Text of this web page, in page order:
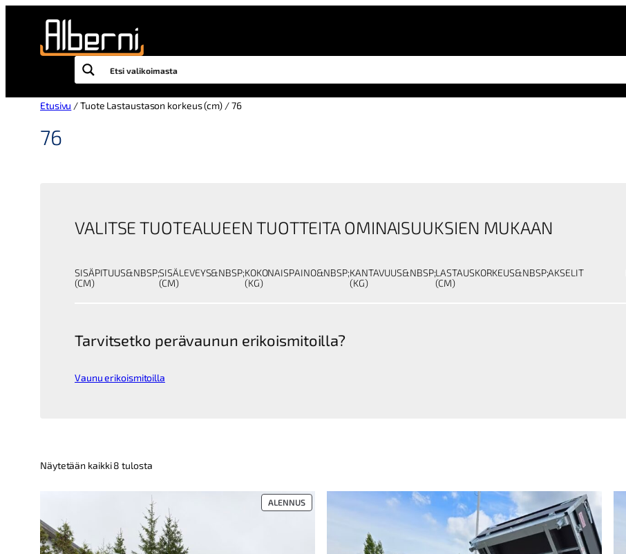
Etusivu / Tuote Lastaustason korkeus (cm) / 76
76
VALITSE TUOTEALUEEN TUOTTEITA OMINAISUUKSIEN MUKAAN
SISÄPITUUS&NBSP;
(CM)
SISÄLEVEYS&NBSP;
(CM)
KOKONAISPAINO&NBSP;
(KG)
KANTAVUUS&NBSP;
(KG)
LASTAUSKORKEUS&NBSP;
(CM)
AKSELIT
Tarvitsetko perävaunun erikoismitoilla?
Vaunu erikoismitoilla
Näytetään kaikki 8 tulostaKallein
ALENNUSTUOTE
ALENNUKSESSA